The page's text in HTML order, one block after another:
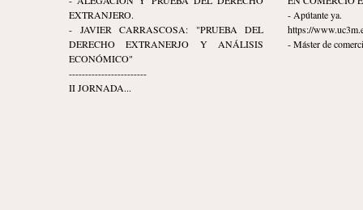
EXTRANJERO.
- JAVIER CARRASCOSA: "PRUEBA DEL
DERECHO EXTRANERJO Y ANÁLISIS
ECONÓMICO"
------------------------
II JORNADA...
- Apútante ya.
https://
- Máster de